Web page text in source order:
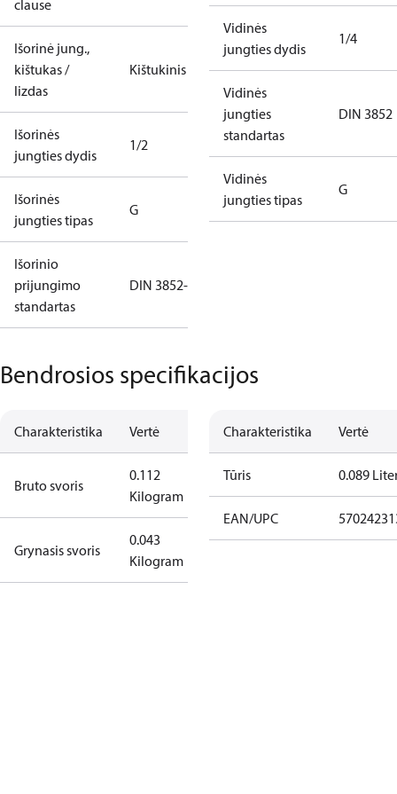
clause
Išorinė jung.,
kištukas /
lizdas
Kištukinis
Išorinės
jungties dydis
1/2
Išorinės
jungties tipas
G
Išorinio
prijungimo
standartas
DIN 3852-E
Vidinės
jungties dydis
1/4
Vidinės
jungties
standartas
DIN 3852
Vidinės
jungties tipas
G
Bendrosios specifikacijos
Charakteristika Vertė
Bruto svoris
0.112
Kilogram
Grynasis svoris
0.043
Kilogram
Charakteristika Vertė
Tūris 0.089
EAN/UPC